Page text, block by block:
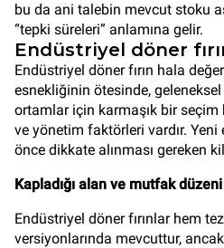
bu da ani talebin mevcut stoku
“tepki süreleri” anlamına gelir.
Endüstriyel döner
Endüstriyel döner fırın hala
esnekliğinin ötesinde, geleneksel
ortamlar için karmaşık bir
ve yönetim faktörleri vardır.
önce dikkate alınması gereken
Kapladığı alan ve mutfak düzeni
Endüstriyel döner fırınlar hem
versiyonlarında mevcuttur,